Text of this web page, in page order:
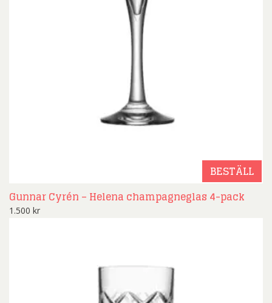
BESTÄLL
Gunnar Cyrén – Helena champagneglas 4-pack
1.500 kr